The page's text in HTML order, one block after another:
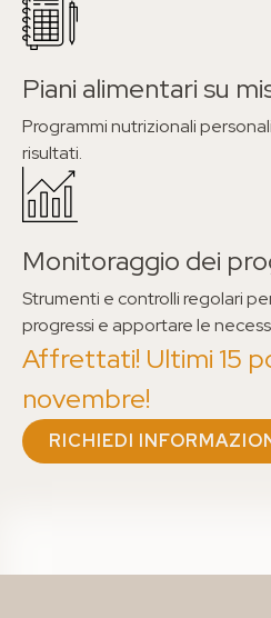
Piani alimentari su
Programmi nutrizionali
risultati.
Monitoraggio dei
Strumenti e controlli regolari
progressi e apportare le
Affrettati! Ultimi 15
novembre!
RICHIEDI
IL MENÙ
Come funziona il
Visita dal nutrizionista